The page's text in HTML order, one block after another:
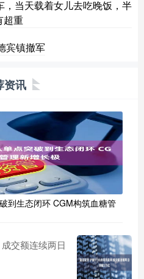
，当天载着女儿去吃晚饭，半
重
宾镇撤军
资讯
到生态闭环 CGM构筑血糖管
交额连续两日